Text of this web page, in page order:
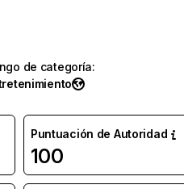
de categoría:
Puntuación de Autoridad
100